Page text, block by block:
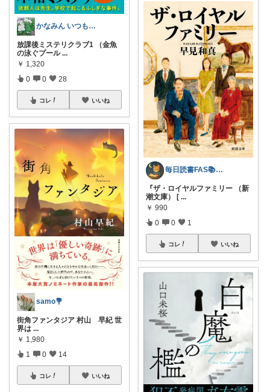
かなみん いつもありがとう💕✨
放課後ミステリクラブ1 （金魚
の泳ぐプール ...
￥ 1,320
0 0 28
コレ いいね
samo💐
街角ファンタジア 村山 早紀 世
界は ...
￥ 1,980
1 0 14
コレ いいね
毎日読書FAS📚本の紹介
『ザ・ロイヤルファミリー （新
潮文庫） [ ...
￥ 990
0 0 1
コレ いいね